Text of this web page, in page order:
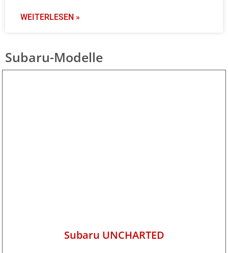
WEITERLESEN »
Subaru-Modelle
Subaru UNCHARTED